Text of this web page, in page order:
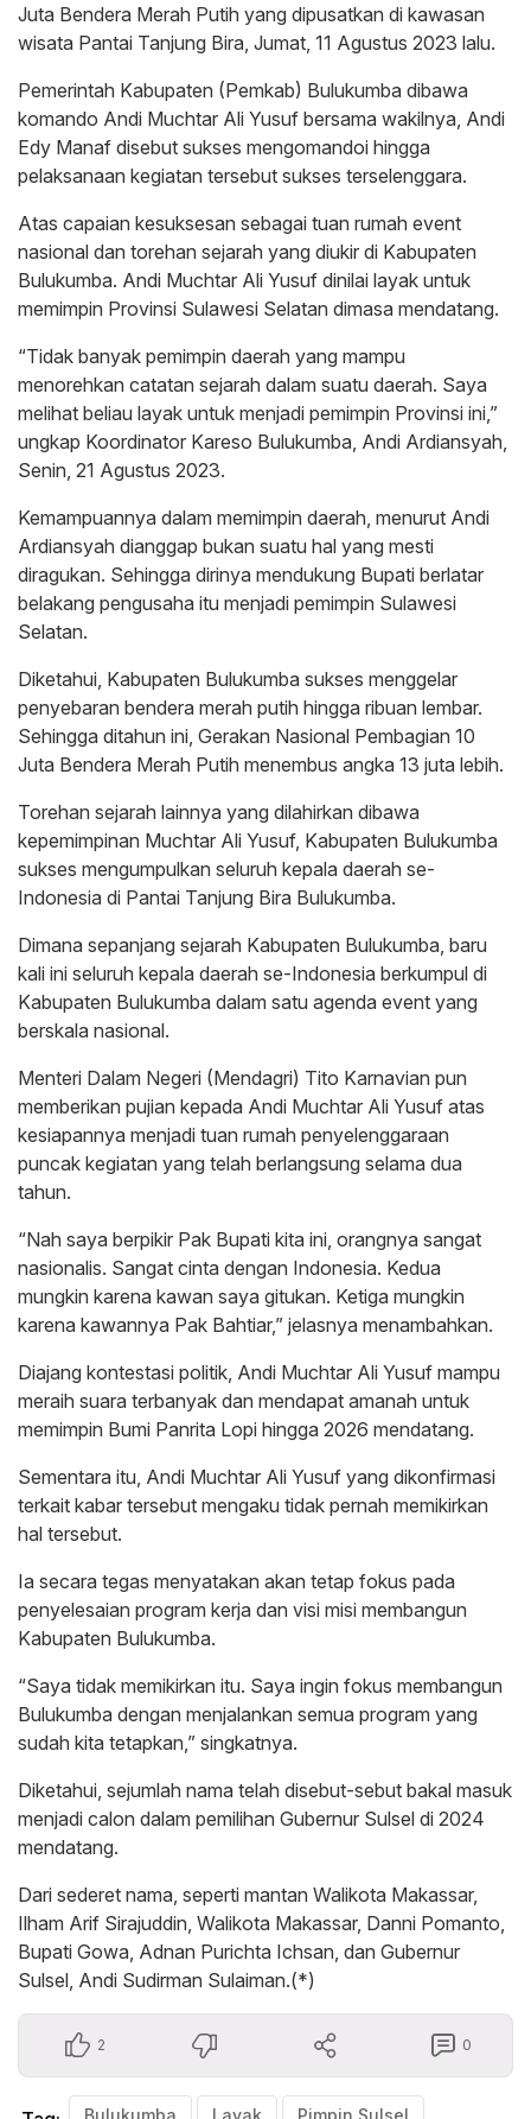
Juta Bendera Merah Putih yang dipusatkan di kawasan
wisata Pantai Tanjung Bira, Jumat, 11 Agustus 2023 lalu.
Pemerintah Kabupaten (Pemkab) Bulukumba dibawa
komando Andi Muchtar Ali Yusuf bersama wakilnya, Andi
Edy Manaf disebut sukses mengomandoi hingga
pelaksanaan kegiatan tersebut sukses terselenggara.
Atas capaian kesuksesan sebagai tuan rumah event
nasional dan torehan sejarah yang diukir di Kabupaten
Bulukumba. Andi Muchtar Ali Yusuf dinilai layak untuk
memimpin Provinsi Sulawesi Selatan dimasa mendatang.
“Tidak banyak pemimpin daerah yang mampu
menorehkan catatan sejarah dalam suatu daerah. Saya
melihat beliau layak untuk menjadi pemimpin Provinsi ini,”
ungkap Koordinator Kareso Bulukumba, Andi Ardiansyah,
Senin, 21 Agustus 2023.
Kemampuannya dalam memimpin daerah, menurut Andi
Ardiansyah dianggap bukan suatu hal yang mesti
diragukan. Sehingga dirinya mendukung Bupati berlatar
belakang pengusaha itu menjadi pemimpin Sulawesi
Selatan.
Diketahui, Kabupaten Bulukumba sukses menggelar
penyebaran bendera merah putih hingga ribuan lembar.
Sehingga ditahun ini, Gerakan Nasional Pembagian 10
Juta Bendera Merah Putih menembus angka 13 juta lebih.
Torehan sejarah lainnya yang dilahirkan dibawa
kepemimpinan Muchtar Ali Yusuf, Kabupaten Bulukumba
sukses mengumpulkan seluruh kepala daerah se-
Indonesia di Pantai Tanjung Bira Bulukumba.
Dimana sepanjang sejarah Kabupaten Bulukumba, baru
kali ini seluruh kepala daerah se-Indonesia berkumpul di
Kabupaten Bulukumba dalam satu agenda event yang
berskala nasional.
Menteri Dalam Negeri (Mendagri) Tito Karnavian pun
memberikan pujian kepada Andi Muchtar Ali Yusuf atas
kesiapannya menjadi tuan rumah penyelenggaraan
puncak kegiatan yang telah berlangsung selama dua
tahun.
“Nah saya berpikir Pak Bupati kita ini, orangnya sangat
nasionalis. Sangat cinta dengan Indonesia. Kedua
mungkin karena kawan saya gitukan. Ketiga mungkin
karena kawannya Pak Bahtiar,” jelasnya menambahkan.
Diajang kontestasi politik, Andi Muchtar Ali Yusuf mampu
meraih suara terbanyak dan mendapat amanah untuk
memimpin Bumi Panrita Lopi hingga 2026 mendatang.
Sementara itu, Andi Muchtar Ali Yusuf yang dikonfirmasi
terkait kabar tersebut mengaku tidak pernah memikirkan
hal tersebut.
Ia secara tegas menyatakan akan tetap fokus pada
penyelesaian program kerja dan visi misi membangun
Kabupaten Bulukumba.
“Saya tidak memikirkan itu. Saya ingin fokus membangun
Bulukumba dengan menjalankan semua program yang
sudah kita tetapkan,” singkatnya.
Diketahui, sejumlah nama telah disebut-sebut bakal masuk
menjadi calon dalam pemilihan Gubernur Sulsel di 2024
mendatang.
Dari sederet nama, seperti mantan Walikota Makassar,
Ilham Arif Sirajuddin, Walikota Makassar, Danni Pomanto,
Bupati Gowa, Adnan Purichta Ichsan, dan Gubernur
Sulsel, Andi Sudirman Sulaiman.(*)
2 0
Bulukumba Layak Pimpin Sulsel